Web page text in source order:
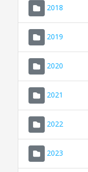
2018
2019
2020
2021
2022
2023